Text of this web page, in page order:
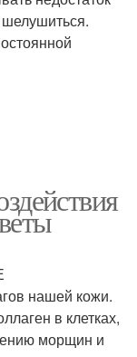
нашей кожи.
в клетках,
морщин и